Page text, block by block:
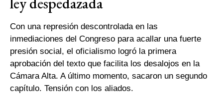
Con una represión descontrolada en las
inmediaciones del Congreso para acallar una fuerte
presión social, el oficialismo logró la primera
aprobación del texto que facilita los desalojos en la
Cámara Alta. A último momento, sacaron un segundo
capítulo. Tensión con los aliados.